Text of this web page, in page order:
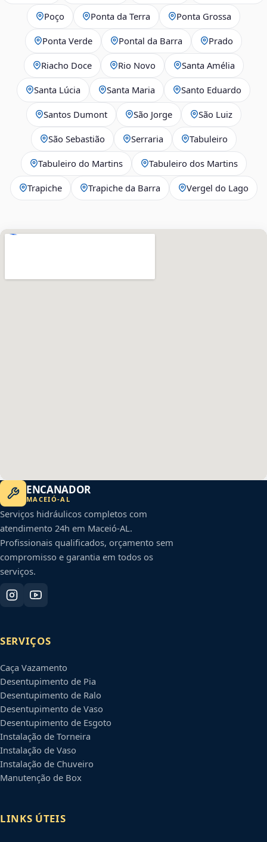
Poço Ponta da Terra Ponta Grossa
Ponta Verde Pontal da Barra Prado
Riacho Doce Rio Novo Santa Amélia
Santa Lúcia Santa Maria Santo Eduardo
Santos Dumont São Jorge São Luiz
São Sebastião Serraria Tabuleiro
Tabuleiro do Martins Tabuleiro dos Martins
Trapiche Trapiche da Barra Vergel do Lago
ENCANADOR
MACEIÓ-AL
Serviços hidráulicos completos com
atendimento 24h em Maceió-AL.
Profissionais qualificados, orçamento sem
compromisso e garantia em todos os
serviços.
SERVIÇOS
Caça Vazamento
Desentupimento de Pia
Desentupimento de Ralo
Desentupimento de Vaso
Desentupimento de Esgoto
Instalação de Torneira
Instalação de Vaso
Instalação de Chuveiro
Manutenção de Box
LINKS ÚTEIS